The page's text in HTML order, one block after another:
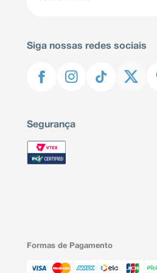
Siga nossas redes sociais
Segurança
Formas de Pagamento